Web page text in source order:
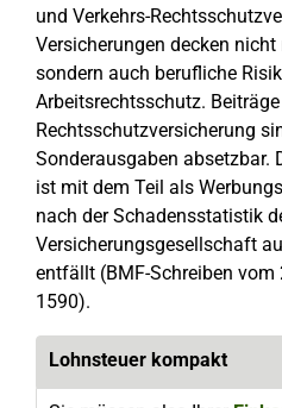
und Verkehrs-
Versicherungen decken
sondern auch berufliche
Arbeitsrechtsschutz.
Rechtsschutzversicherung
Sonderausgaben absetzbar.
ist mit dem Teil als
nach der Schadensstatistik
Versicherungsgesellschaft
entfällt (BMF-Schreiben vom
1590).
Lohnsteuer kompakt